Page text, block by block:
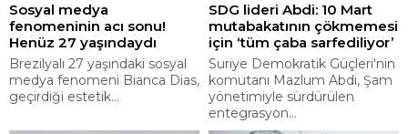
Sosyal medya
fenomeninin acı sonu!
Henüz 27 yaşındaydı
Brezilyalı 27 yaşındaki sosyal
medya fenomeni Bianca Dias,
geçirdiği estetik...
SDG lideri Abdi: 10 Mart
mutabakatının çökmemesi
için ‘tüm çaba sarfediliyor’
Suriye Demokratik Güçleri'nin
komutanı Mazlum Abdi, Şam
yönetimiyle sürdürülen
entegrasyon...